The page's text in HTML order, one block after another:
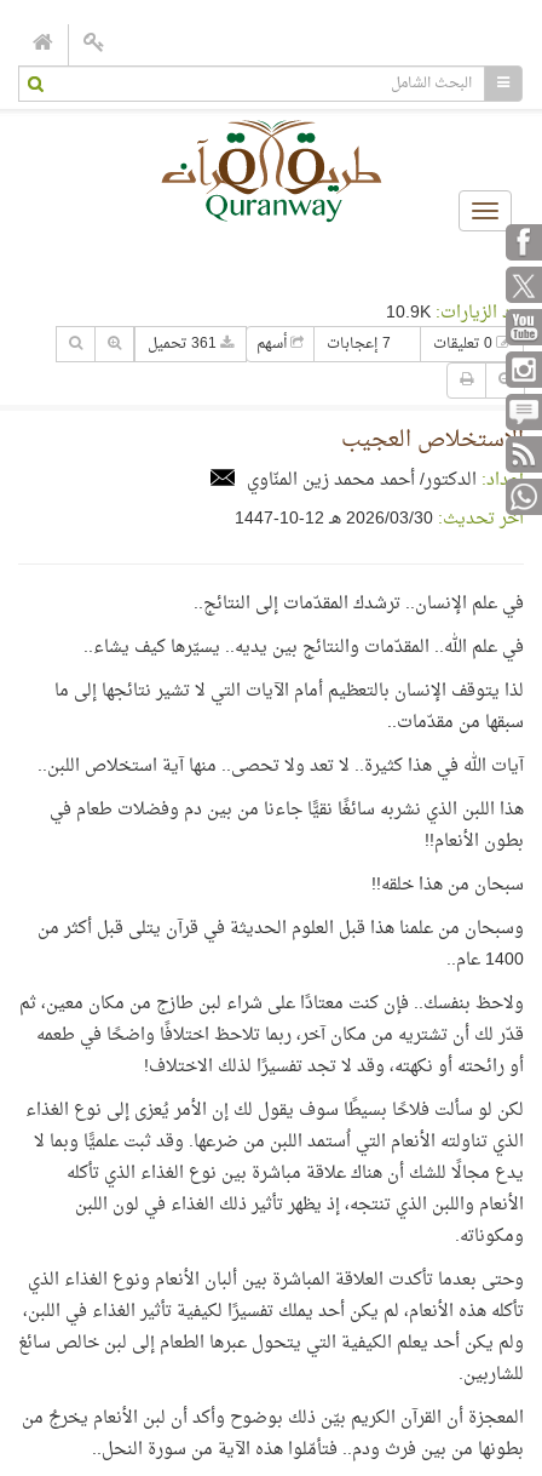
Toggle
navigation
عدد الزيارات:
7 إعجابات أسهم
الاستخلاص العجيب
إعداد: الدكتور/ أحمد محمد زين المنّاوي
آخر تحديث:30‏/03‏/2026 هـ 12-10-1447
في علم الإنسان.. ترشدك المقدّمات إلى النتائج..
في علم الله.. المقدّمات والنتائج بين يديه.. يسيّرها كيف يشاء..
لذا يتوقف الإنسان بالتعظيم أمام الآيات التي لا تشير نتائجها إلى ما
سبقها من مقدّمات..
آيات الله في هذا كثيرة.. لا تعد ولا تحصى.. منها آية استخلاص اللبن..
هذا اللبن الذي نشربه سائغًا نقيًّا جاءنا من بين دم وفضلات طعام في
بطون الأنعام!!
سبحان من هذا خلقه!!
وسبحان من علمنا هذا قبل العلوم الحديثة في قرآن يتلى قبل أكثر من
1400 عام..
ولاحظ بنفسك.. فإن كنت معتادًا على شراء لبن طازج من مكان معين، ثم
قدّر لك أن تشتريه من مكان آخر، ربما تلاحظ اختلافًا واضحًا في طعمه
أو رائحته أو نكهته، وقد لا تجد تفسيرًا لذلك الاختلاف!
لكن لو سألت فلاحًا بسيطًا سوف يقول لك إن الأمر يُعزى إلى نوع الغذاء
الذي تناولته الأنعام التي اُستمد اللبن من ضرعها. وقد ثبت علميًّا وبما لا
يدع مجالًا للشك أن هناك علاقة مباشرة بين نوع الغذاء الذي تأكله
الأنعام واللبن الذي تنتجه، إذ يظهر تأثير ذلك الغذاء في لون اللبن
ومكوناته.
وحتى بعدما تأكدت العلاقة المباشرة بين ألبان الأنعام ونوع الغذاء الذي
تأكله هذه الأنعام، لم يكن أحد يملك تفسيرًا لكيفية تأثير الغذاء في اللبن،
ولم يكن أحد يعلم الكيفية التي يتحول عبرها الطعام إلى لبن خالص سائغ
للشاربين.
المعجزة أن القرآن الكريم بيّن ذلك بوضوح وأكد أن لبن الأنعام يخرجُ من
بطونها من بين فرث ودم.. فتأمّلوا هذه الآية من سورة النحل..